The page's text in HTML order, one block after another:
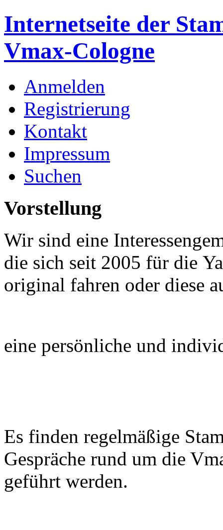
Internetseite der
Vmax-Cologne
Anmelden
Registrierung
Kontakt
Impressum
Suchen
Vorstellung
Wir sind eine
die sich seit 2005 für die
original fahren oder diese
eine persönliche und
Es finden regelmäßige
Gespräche rund um die
geführt werden.